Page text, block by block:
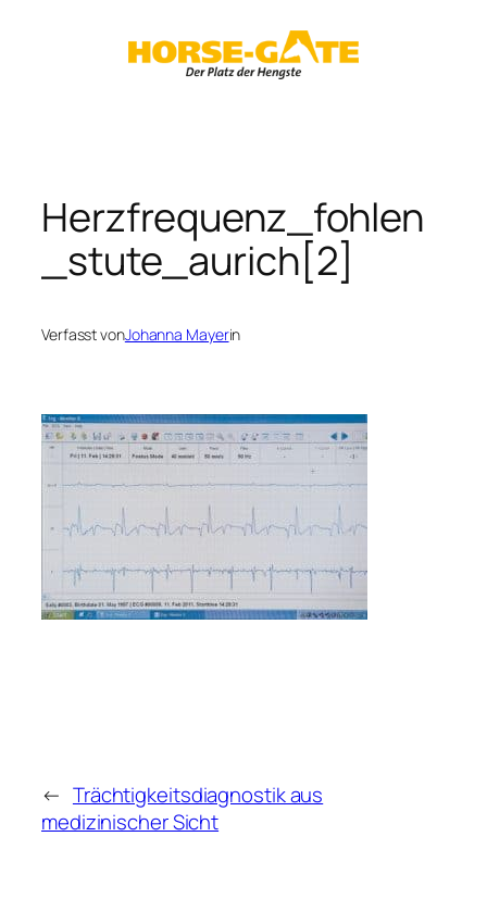
Herzfrequenz_fohlen
_stute_aurich[2]
Verfasst vonJohanna Mayerin
← Trächtigkeitsdiagnostik aus
medizinischer Sicht